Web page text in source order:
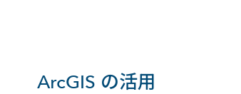
ArcGIS の活用